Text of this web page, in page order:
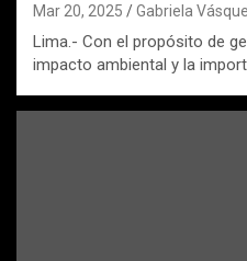
Mar 20, 2025 Gabriela
Lima.- Con el propósito de
impacto ambiental y la